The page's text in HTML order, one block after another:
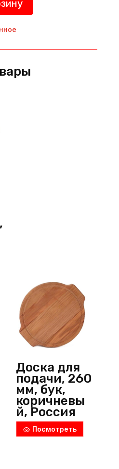
Доска для
подачи, 260
мм, бук,
коричневы
й, Россия
Посмотреть